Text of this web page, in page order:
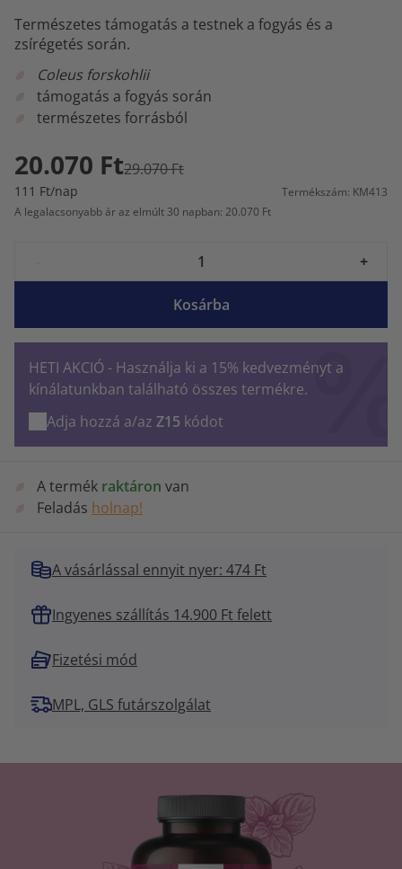
Természetes támogatás a testnek a fogyás és a
zsírégetés során.
Coleus forskohlii
támogatás a fogyás során
természetes forrásból
20.070 Ft29.070 Ft
111 Ft/nap
Termékszám: KM413
A legalacsonyabb ár az elmúlt 30 napban: 20.070 Ft
+
Kosárba
HETI AKCIÓ - Használja ki a 15% kedvezményt a
kínálatunkban található összes termékre.
Adja hozzá a/az Z15 kódot
A termék raktáron van
Feladás holnap!
A vásárlással ennyit nyer: 474 Ft
Ingyenes szállítás 14.900 Ft felett
Fizetési mód
MPL, GLS futárszolgálat